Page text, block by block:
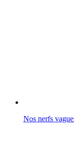
Nos nerfs